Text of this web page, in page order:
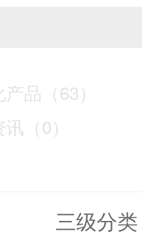
品（63）
（0）
三级分类